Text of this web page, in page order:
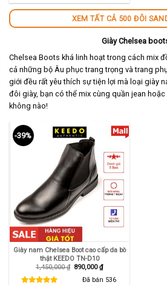
XEM TẤT CẢ 500 ĐÔI
Giày Chelsea
Chelsea Boots khá linh hoạt trong cách mix
cả những bộ Âu phục trang trọng và trang
giới đều rất yêu thích sự tiện lợi mà loại giày
đôi giày, bạn có thể mix cùng quần jean
không nào!
-39%
Giày nam Chelsea Boot cao cấp da bò
thật KEEDO TN-D10
1,450,000₫ Giá
890,000₫Giá
hiện
tại
Đã bán 536